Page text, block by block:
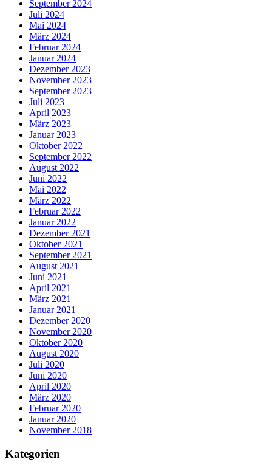
September 2024
Juli 2024
Mai 2024
März 2024
Februar 2024
Januar 2024
Dezember 2023
November 2023
September 2023
Juli 2023
April 2023
März 2023
Januar 2023
Oktober 2022
September 2022
August 2022
Juni 2022
Mai 2022
März 2022
Februar 2022
Januar 2022
Dezember 2021
Oktober 2021
September 2021
August 2021
Juni 2021
April 2021
März 2021
Januar 2021
Dezember 2020
November 2020
Oktober 2020
August 2020
Juli 2020
Juni 2020
April 2020
März 2020
Februar 2020
Januar 2020
November 2018
Kategorien